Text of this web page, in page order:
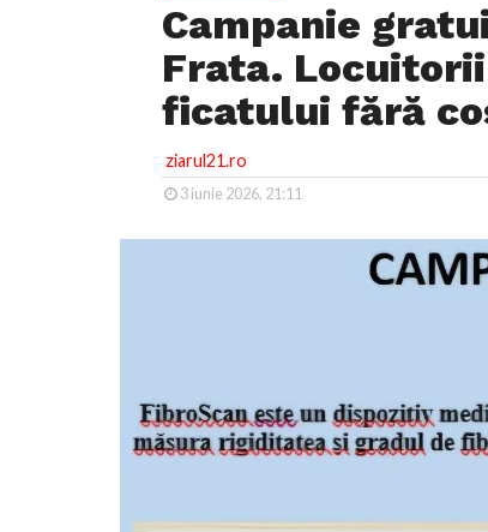
Campanie
Frata.
ficatului fără
ziarul21.ro
3 iunie 2026, 21:11